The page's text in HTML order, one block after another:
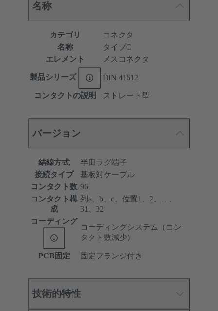
名称
カテゴリ
コネクタ
名称
タイプC
エレメント
メスコネクタ
製品シリーズ DIN 41612
コンタクトの説明 ストレート型
バージョン
結線方式
半田ラグ端子
接続タイプ
基板対ケーブル
コンタクト数 96
コンタクト構
成
列a、b、c、位置1、2、... 、
31、32
コーディング
コーディングシステム（コン
タクト数減少）
PCB固定 固定フランジ付き
技術的特性